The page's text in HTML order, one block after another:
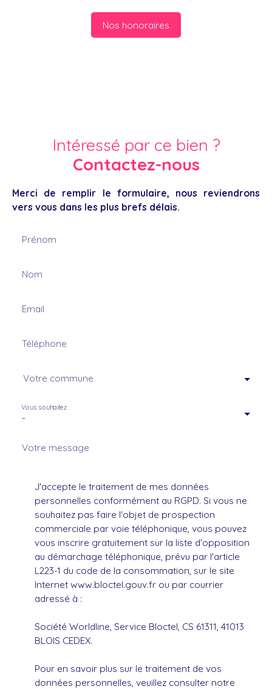
Nos honoraires
Intéressé par ce bien ?
Contactez-nous
Merci de remplir le formulaire, nous reviendrons
vers vous dans les plus brefs délais.
Prénom
Nom
Email
Téléphone
Votre commune
-
Vous souhaitez
Votre message
J'accepte le traitement de mes données
personnelles conformément au RGPD. Si vous ne
souhaitez pas faire l'objet de prospection
commerciale par voie téléphonique, vous pouvez
vous inscrire gratuitement sur la liste d'opposition
au démarchage téléphonique, prévu par l'article
L223-1 du code de la consommation, sur le site
Internet www.bloctel.gouv.fr ou par courrier
adressé à :
Société Worldline, Service Bloctel, CS 61311, 41013
BLOIS CEDEX.
Pour en savoir plus sur le traitement de vos
données personnelles, veuillez consulter notre